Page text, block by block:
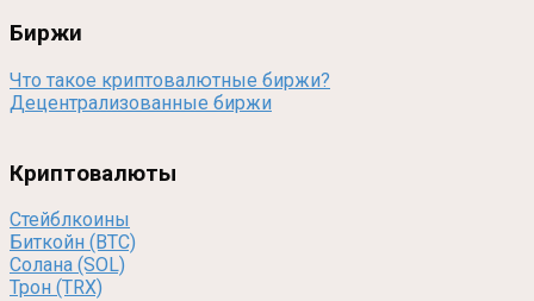
Биржи
Что такое криптовалютные биржи?
Децентрализованные биржи
Криптовалюты
Стейблкоины
Биткойн (BTC)
Солана (SOL)
Трон (TRX)